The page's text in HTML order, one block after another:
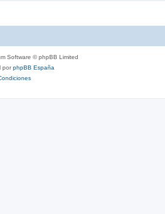
Software © phpBB Limited
porphpBB España